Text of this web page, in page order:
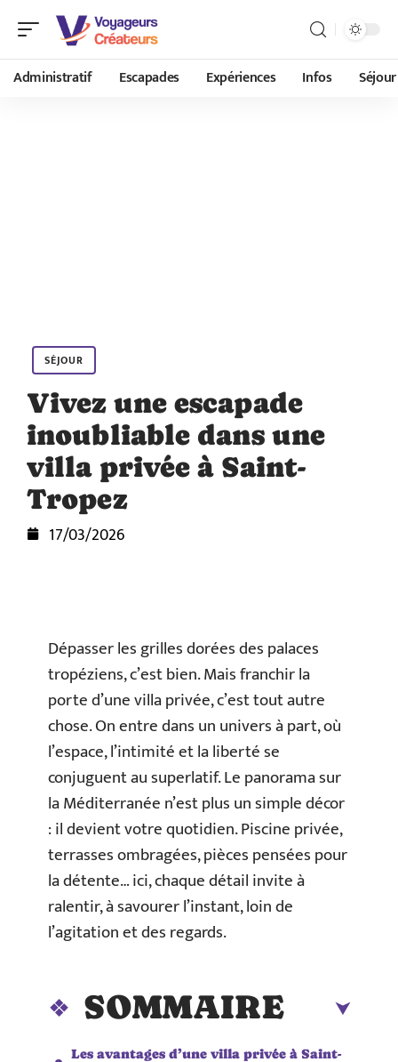
Administratif Escapades Expériences Infos Séjour
SÉJOUR
Vivez une escapade
inoubliable dans une
villa privée à Saint-
Tropez
17/03/2026
Dépasser les grilles dorées des palaces
tropéziens, c’est bien. Mais franchir la
porte d’une villa privée, c’est tout autre
chose. On entre dans un univers à part, où
l’espace, l’intimité et la liberté se
conjuguent au superlatif. Le panorama sur
la Méditerranée n’est plus un simple décor
: il devient votre quotidien. Piscine privée,
terrasses ombragées, pièces pensées pour
la détente… ici, chaque détail invite à
ralentir, à savourer l’instant, loin de
l’agitation et des regards.
SOMMAIRE
Les avantages d’une villa privée à Saint-